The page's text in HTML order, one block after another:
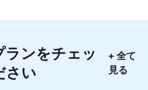
ランをチェッ
さい
+ 全て
見る